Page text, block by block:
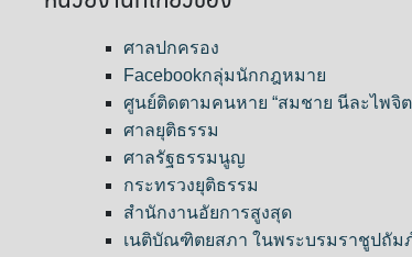
ศาลปกครอง
Facebookกลุ่มนักกฎหมาย
ศูนย์ติดตามคนหาย “สมชาย นีละไพจิต
ศาลยุติธรรม
ศาลรัฐธรรมนูญ
กระทรวงยุติธรรม
สำนักงานอัยการสูงสุด
เนติบัณฑิตยสภา ในพระบรมราชูปถัม